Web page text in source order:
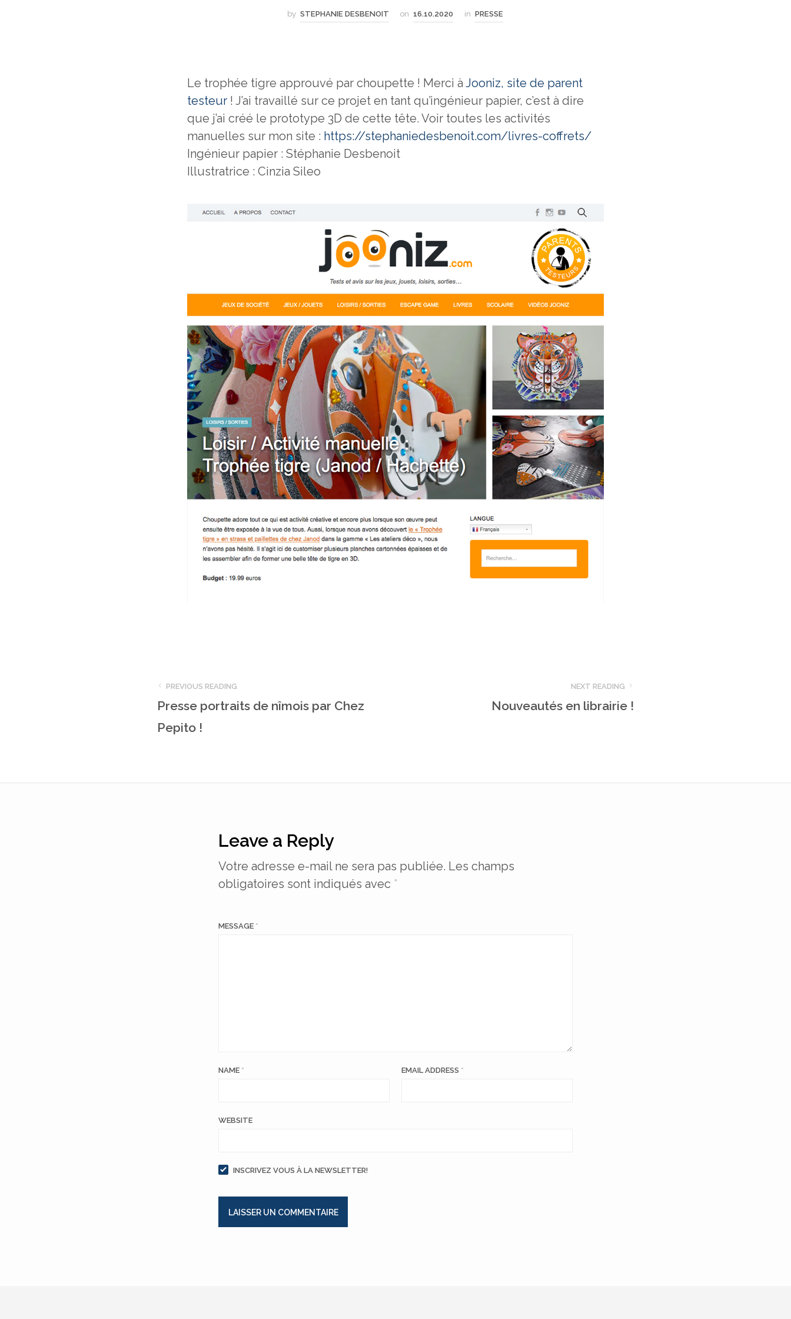
by STEPHANIE DESBENOIT on 16.10.2020 in PRESSE
Le trophée tigre approuvé par choupette ! Merci à Jooniz, site de parent
testeur ! J’ai travaillé sur ce projet en tant qu’ingénieur papier, c’est à dire
que j’ai créé le prototype 3D de cette tête. Voir toutes les activités
manuelles sur mon site : https://stephaniedesbenoit.com/livres-coffrets/
Ingénieur papier : Stéphanie Desbenoit
Illustratrice : Cinzia Sileo
PREVIOUS READING
Presse portraits de nîmois par Chez
Pepito !
NEXT READING
Nouveautés en librairie !
Leave a Reply
Votre adresse e-mail ne sera pas publiée. Les champs
obligatoires sont indiqués avec *
MESSAGE *
NAME * EMAIL ADDRESS *
WEBSITE
INSCRIVEZ VOUS À LA NEWSLETTER!